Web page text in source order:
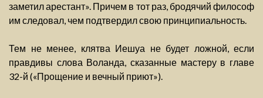
заметил арестант». Причем в тот раз, бродячий философ
им следовал, чем подтвердил свою принципиальность.
Тем не менее, клятва Иешуа не будет ложной, если
правдивы слова Воланда, сказанные мастеру в главе
32-й («Прощение и вечный приют»).